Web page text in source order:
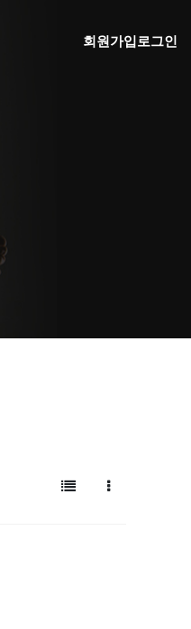
회원가입로그인